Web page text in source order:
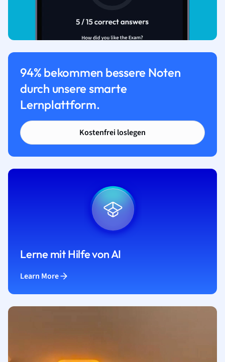
94% bekommen bessere Noten
durch unsere smarte
Lernplattform.
Kostenfrei loslegen
Lerne mit Hilfe von AI
Learn More